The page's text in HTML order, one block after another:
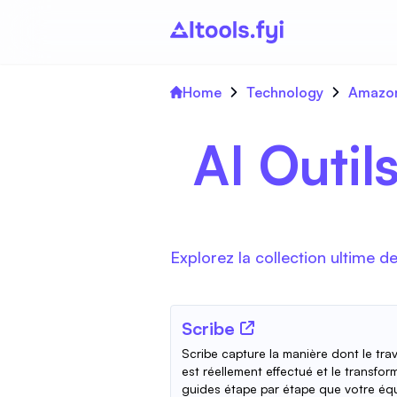
Home Technology
AI
Explorez la collection ultime
Scribe
Scribe capture la manière dont le
est réellement effectué et le
guides étape par étape que votre